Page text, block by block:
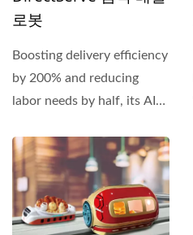
로봇
Boosting delivery efficiency
by 200% and reducing
labor needs by half, its AI